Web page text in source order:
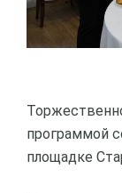
программой
площадке